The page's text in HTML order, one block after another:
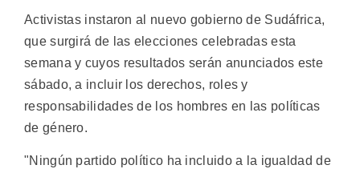
Activistas instaron al nuevo gobierno de Sudáfrica,
que surgirá de las elecciones celebradas esta
semana y cuyos resultados serán anunciados este
sábado, a incluir los derechos, roles y
responsabilidades de los hombres en las políticas
de género.
"Ningún partido político ha incluido a la igualdad de